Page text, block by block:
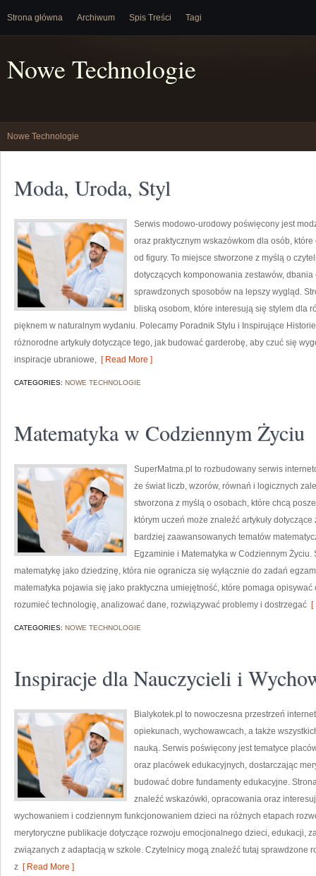
Strona główna Archiwum Spis Treści Tagi
Nowe Technologie
Nowe Technologie
Moda, Uroda, Styl
Serwis modowo-urodowy poświęcony jest
oraz praktycznym wskazówkom dla osób,
od figury. To miejsce stworzone z myślą o
dotyczących komponowania zestawów,
sprawdzonych sposobów na lepszy wygląd.
bliską osobom, które interesują się stylem dla
pięknem w naturalnym wydaniu. Polecamy Poradnik Stylu i Inspirujące
różnorodne artykuły dotyczące tego, jak budować garderobę, aby czuć się
inspiracje ubraniowe, [ Read More ]
CATEGORIES: NOWE TECHNOLOGIE
Matematyka w Codziennym Życiu
SuperMatma.pl to rozbudowany serwis
że świat liczb, wzorów, równań i logicznych
stworzona z myślą o osobach, które chcą
którym uczeń może znaleźć artykuły
bardziej zaawansowanych tematów
Egzaminie i Matematyka w Codziennym
matematykę jako dziedzinę, która nie ogranicza się wyłącznie do zadań
matematyka pojawia się jako praktyczna umiejętność, które pomaga
rozumieć technologię, analizować dane, rozwiązywać problemy i dostrzegać [
CATEGORIES: NOWE TECHNOLOGIE
Inspiracje dla Nauczycieli i
Bialykotek.pl to nowoczesna przestrzeń
opiekunach, wychowawcach, a także
nauką. Serwis poświęcony jest tematyce
oraz placówek edukacyjnych, dostarczając
budować dobre fundamenty edukacyjne.
znaleźć wskazówki, opracowania oraz
wychowaniem i codziennym funkcjonowaniem dzieci na różnych etapach
merytoryczne publikacje dotyczące rozwoju emocjonalnego dzieci, edukacji,
związanych z adaptacją w szkole. Czytelnicy mogą znaleźć tutaj sprawdzone
z [ Read More ]